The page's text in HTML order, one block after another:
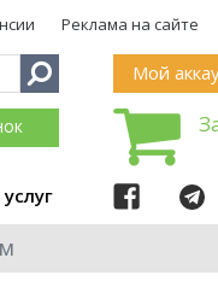
Реклама на сайте
Мой